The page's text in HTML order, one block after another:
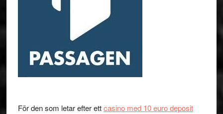
För den som letar efter ettcasino med 10 euro deposit